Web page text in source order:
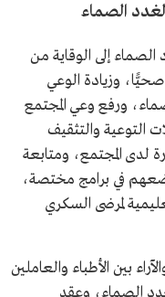
الصماء
إلى الوقاية من
وزيادة الوعي
ورفع وعي المجتمع
التوعية والتثقيف
المجتمع، ومتابعة
في برامج مختصة،
لمرضى السكري
بين الأطباء والعاملين
الصماء، وعقد